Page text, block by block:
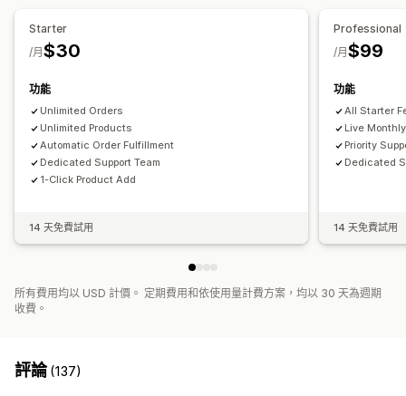
Starter
$30
/月
功能
Unlimited Orders
Unlimited Products
Automatic Order Fulfillment
Dedicated Support Team
1-Click Product Add
14 天免費試用
Professional
$99
/月
功能
All Starter
Live
Priority
Dedicated
14 天免費試用
所有費用均以 USD 計價。 定期費用和依使用量計費方案，均以 30 天為週期
收費。
評論(137)